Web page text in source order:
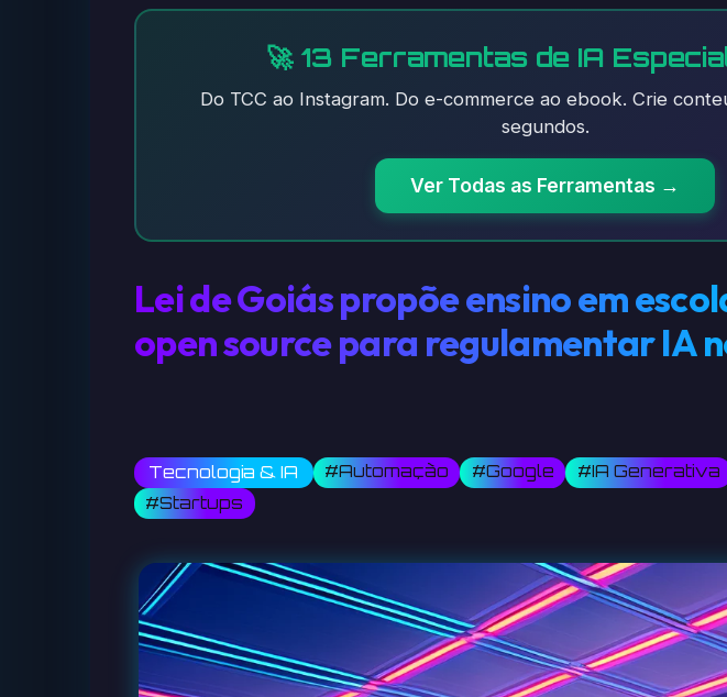
🚀 13 Ferramentas de IA
Do TCC ao Instagram. Do e-commerce ao ebook. Crie
segundos.
Ver Todas as Ferramentas →
Lei de Goiás propõe ensino em
open source para regulamentar IA
Tecnologia & IA #Automação #Google #IA Generativa
#Startups